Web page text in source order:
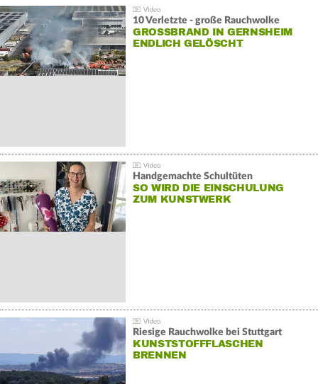
10 Verletzte - große Rauchwolke
GROSSBRAND IN GERNSHEIM E
NDLICH GELÖSCHT
Handgemachte Schultüten
SO WIRD DIE EINSCHULUNG
ZUM KUNSTWERK
Riesige Rauchwolke bei Stuttgart
KUNSTSTOFFFLASCHEN
BRENNEN